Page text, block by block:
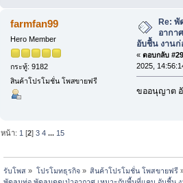
farmfan99
Hero Member
กระทู้: 9182
สินค้าโปรโมชั่น โพสขายฟรี
Re: พั
อากา
อับชื้น งานก่
« ตอบกลับ
2025,
ขออนุญาต
หน้า: 1 [2]3 4 ... 15
รับโพส » โปรโมทธุรกิจ» สินค้าโปรโมชั่น โพสขายฟรี